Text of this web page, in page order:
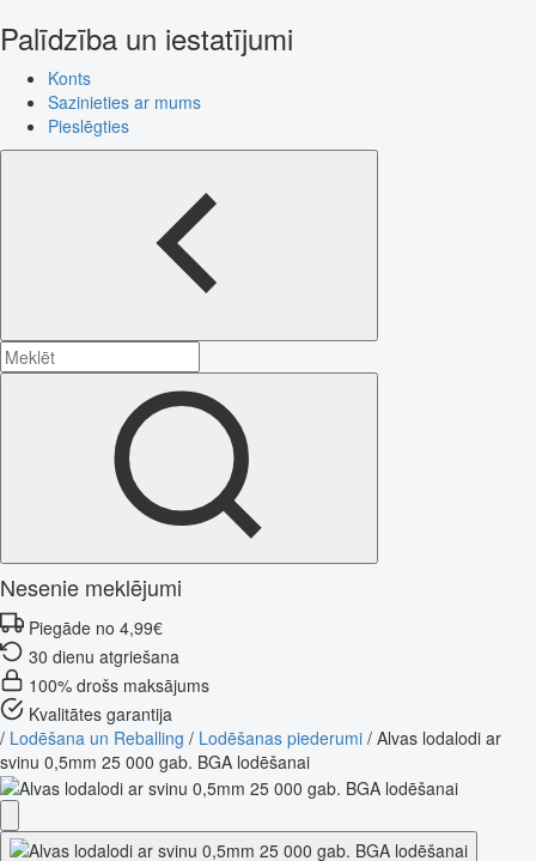
Palīdzība un iestatījumi
Konts
Sazinieties ar mums
Pieslēgties
Nesenie meklējumi
Piegāde no 4,99€
30 dienu atgriešana
100% drošs maksājums
Kvalitātes garantija
/ Lodēšana un Reballing / Lodēšanas piederumi / Alvas lodalodi ar
svinu 0,5mm 25 000 gab. BGA lodēšanai